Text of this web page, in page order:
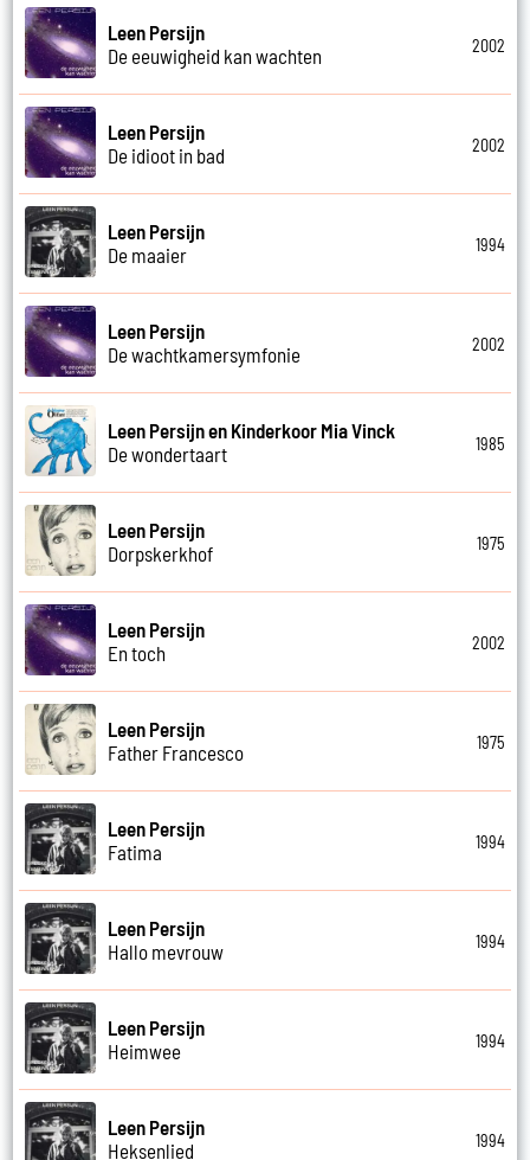
Leen Persijn
De eeuwigheid kan wachten
2002
Leen Persijn
De idioot in bad
2002
Leen Persijn
De maaier
1994
Leen Persijn
De wachtkamersymfonie
2002
Leen Persijn en Kinderkoor Mia Vinck
De wondertaart
1985
Leen Persijn
Dorpskerkhof
1975
Leen Persijn
En toch
2002
Leen Persijn
Father Francesco
1975
Leen Persijn
Fatima
1994
Leen Persijn
Hallo mevrouw
1994
Leen Persijn
Heimwee
1994
Leen Persijn
Heksenlied
1994